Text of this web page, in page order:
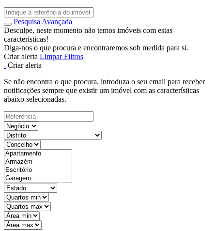
Pesquisa Avançada
Desculpe, neste momento não temos imóveis com estas
características!
Diga-nos o que procura e encontraremos sob medida para si.
Criar alerta Limpar Filtros
Criar alerta
Se não encontra o que procura, introduza o seu email para receber
notificações sempre que existir um imóvel com as características
abaixo selecionadas.